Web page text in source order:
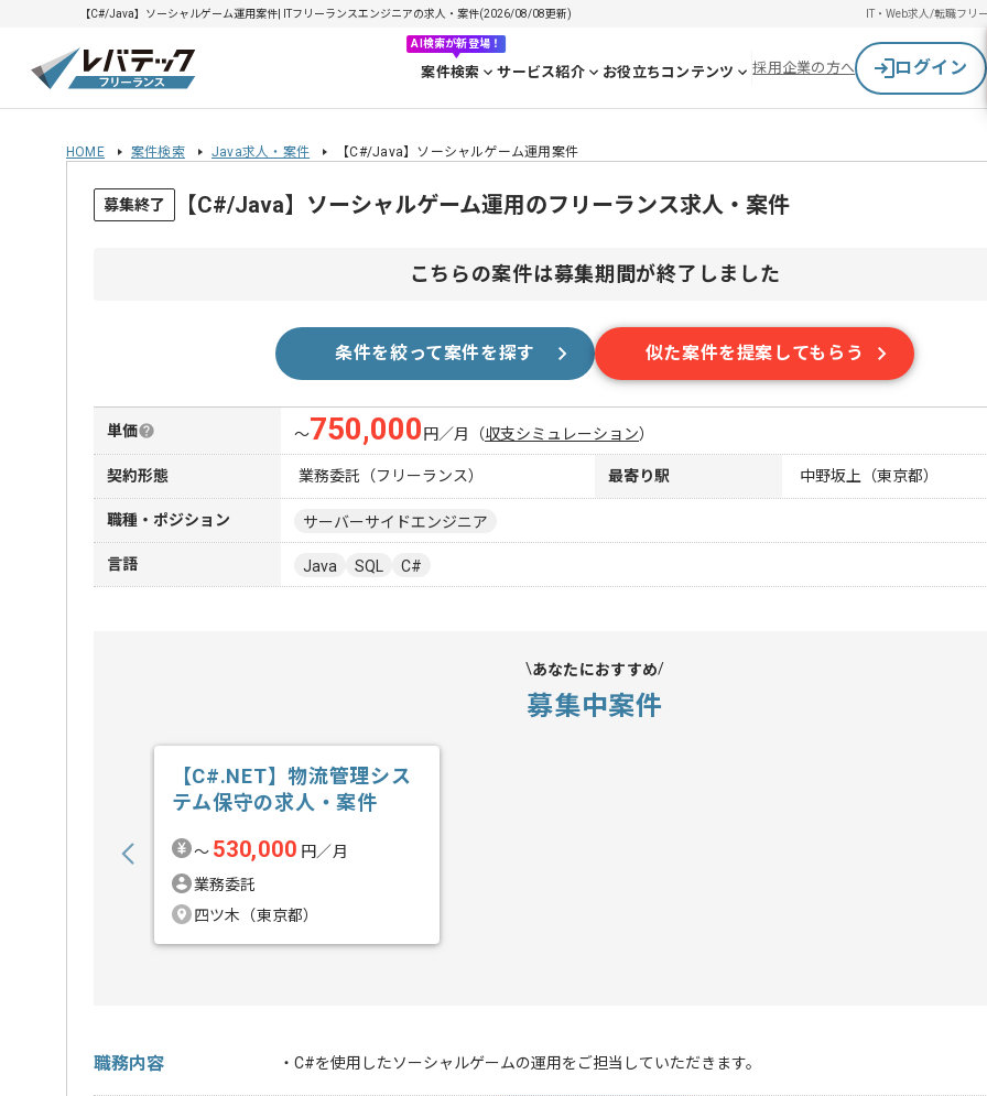
【C#/Java】ソーシャルゲーム運用案件| ITフリーランスエンジニアの求人・案件(2026/08/08更新) IT・Web求人/転職フリ
AI検索が新登場！
案件検索 サービス紹介 お役立ちコンテンツ 採用企業の方へ ログイン
HOME 案件検索 Java求人・案件 【C#/Java】ソーシャルゲーム運用案件
募集終了 【C#/Java】ソーシャルゲーム運用のフリーランス求人・案件
こちらの案件は募集期間が終了しました
条件を絞って案件を探す 似た案件を提案してもらう
単価 〜750,000 円／月 （収支シミュレーション）
契約形態 業務委託（フリーランス） 最寄り駅 中野坂上（東京都）
職種・ポジション サーバーサイドエンジニア
言語 Java SQL C#
あなたにおすすめ
募集中案件
【C#.NET】物流管理シス
テム保守の求人・案件
〜 530,000 円／月
業務委託
四ツ木（東京都）
職務内容 ・C#を使用したソーシャルゲームの運用をご担当していただきます。